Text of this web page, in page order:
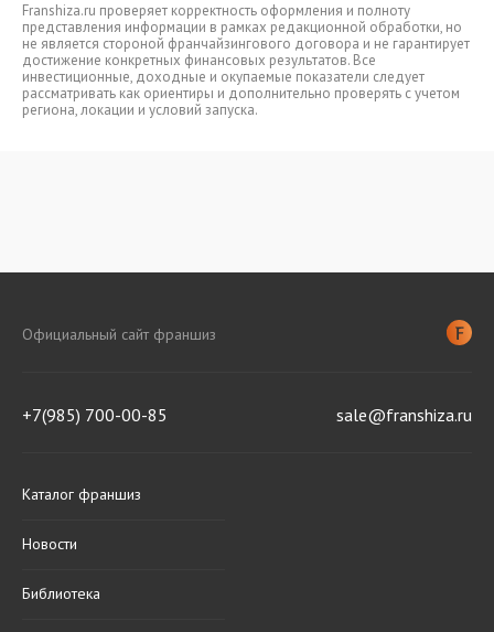
Franshiza.ru проверяет корректность оформления и полноту
представления информации в рамках редакционной обработки, но
не является стороной франчайзингового договора и не гарантирует
достижение конкретных финансовых результатов. Все
инвестиционные, доходные и окупаемые показатели следует
рассматривать как ориентиры и дополнительно проверять с учетом
региона, локации и условий запуска.
Официальный сайт франшиз
+7(985) 700-00-85 sale@franshiza.ru
Каталог франшиз
Новости
Библиотека